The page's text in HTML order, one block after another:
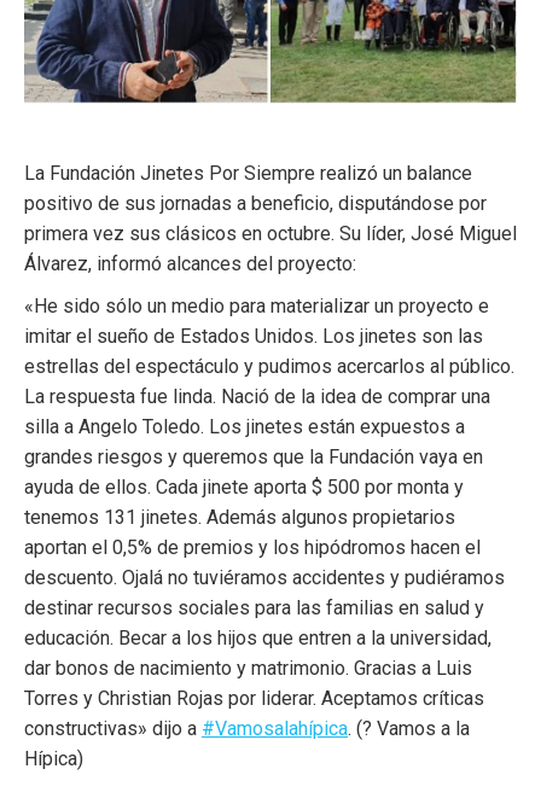
La Fundación Jinetes Por Siempre realizó un balance
positivo de sus jornadas a beneficio, disputándose por
primera vez sus clásicos en octubre. Su líder, José Miguel
Álvarez, informó alcances del proyecto:
«He sido sólo un medio para materializar un proyecto e
imitar el sueño de Estados Unidos. Los jinetes son las
estrellas del espectáculo y pudimos acercarlos al público.
La respuesta fue linda. Nació de la idea de comprar una
silla a Angelo Toledo. Los jinetes están expuestos a
grandes riesgos y queremos que la Fundación vaya en
ayuda de ellos. Cada jinete aporta $ 500 por monta y
tenemos 131 jinetes. Además algunos propietarios
aportan el 0,5% de premios y los hipódromos hacen el
descuento. Ojalá no tuviéramos accidentes y pudiéramos
destinar recursos sociales para las familias en salud y
educación. Becar a los hijos que entren a la universidad,
dar bonos de nacimiento y matrimonio. Gracias a Luis
Torres y Christian Rojas por liderar. Aceptamos críticas
constructivas» dijo a #Vamosalahípica. (? Vamos a la
Hípica)